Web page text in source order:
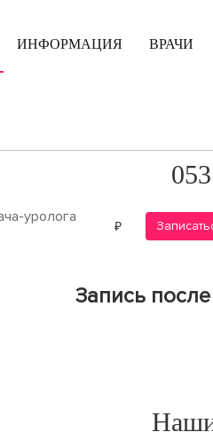
ИНФОРМАЦИЯ ВРАЧИ
уролога
Запись